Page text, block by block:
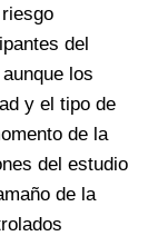
del
los
y el tipo de
de la
del estudio
de la